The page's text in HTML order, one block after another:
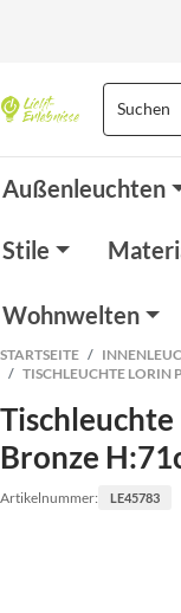
Außenleuchten
Stile
Wohnwelten
STARTSEITE
TISCHLEUCHTE LORIN
Bronze
Artikelnummer: LE45783